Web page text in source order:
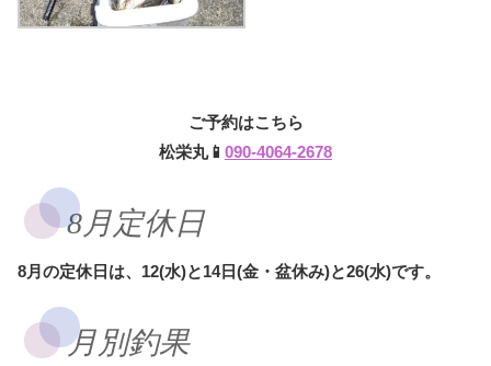
ご予約はこちら
松栄丸📱 090-4064-2678
8月定休日
8月の定休日は、12(水)と14日(金・盆休み)と26(水)です。
月別釣果